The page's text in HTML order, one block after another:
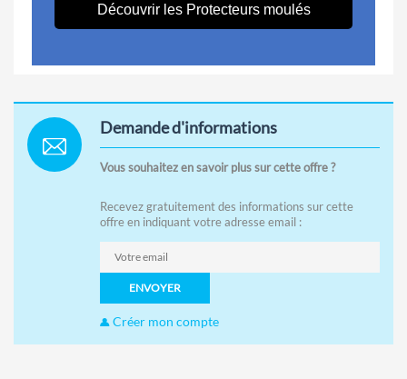
Découvrir les Protecteurs moulés
Demande d'informations
Vous souhaitez en savoir plus sur cette offre ?
Recevez gratuitement des informations sur cette
offre en indiquant votre adresse email :
ENVOYER
Créer mon compte